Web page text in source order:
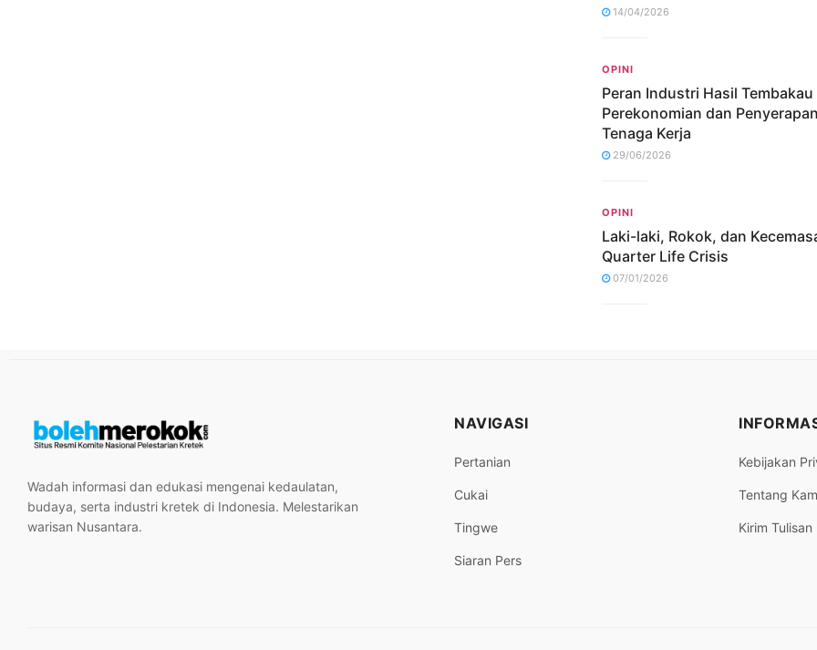
14/04/2026
OPINI
Peran Industri Hasil Tembakau
Perekonomian dan Penyerapan
Tenaga Kerja
29/06/2026
OPINI
Laki-laki, Rokok, dan
Quarter Life Crisis
07/01/2026
Wadah informasi dan edukasi mengenai kedaulatan,
budaya, serta industri kretek di Indonesia. Melestarikan
warisan Nusantara.
NAVIGASI
Pertanian
Cukai
Tingwe
Siaran Pers
Kebijakan
Tentang
Kirim Tulisan